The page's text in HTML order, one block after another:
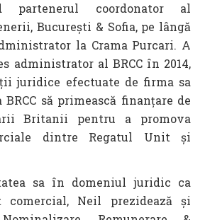
partenerul coordonator al
București & Sofia, pe lângă
la Crama Purcari. A
administrator al BRCC în 2014,
juridice efectuate de firma sa
să primească finanțare de
Britanii pentru a promova
dintre Regatul Unit și
sa în domeniul juridic ca
comercial, Neil prezidează și